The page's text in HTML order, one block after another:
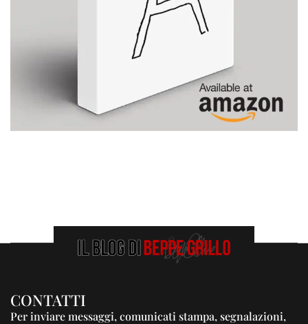
CONTATTI
Per inviare messaggi, comunicati stampa, segnalazioni,